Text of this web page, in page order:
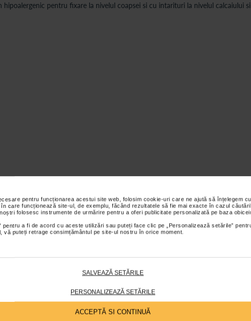
pentru funcționarea acestui site web, folosim cookie-uri care ne ajută să înțelegem
care funcționează site-ul, de exemplu, făcând rezultatele să fie mai exacte în cazul
folosesc instrumente de urmărire pentru a oferi publicitate personalizată pe baza
pentru a fi de acord cu aceste utilizări sau puteți face clic pe „Personalizează setările”
vă puteți retrage consimțământul pe site-ul nostru în orice moment.
SALVEAZĂ SETĂRILE
PERSONALIZEAZĂ SETĂRILE
ACCEPTĂ SI CONTINUĂ
pentru fixare la nivelul coapsei si cu intarituri la nivelul calcaiului si
tabelului de marimi al producatorului si efectuarea masuratorilor
produsului pe membrul inferior.
Greutate (kg)
Circumferinta gleznei
28-30.5